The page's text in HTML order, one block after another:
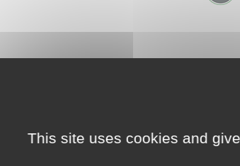
This site uses cookies and